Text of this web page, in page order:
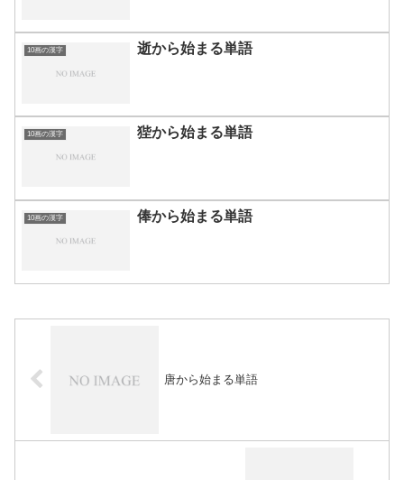
10画の漢字 逝から始まる単語
10画の漢字 狴から始まる単語
10画の漢字 俸から始まる単語
唐から始まる単語